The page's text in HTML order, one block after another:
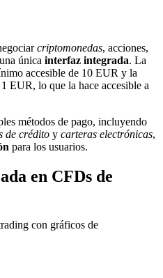
criptomonedas, acciones,
única interfaz integrada. La
accesible de 10 EUR y la
EUR, lo que la hace accesible a
métodos de pago, incluyendo
de crédito y carteras electrónicas,
para los usuarios.
en CFDs de